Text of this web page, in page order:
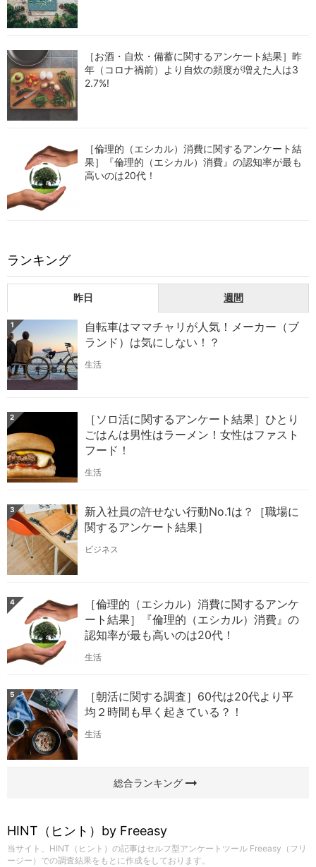
［お酒・自炊・備蓄に関するアンケート結果］昨
年（コロナ禍前）より自炊の頻度が増えた人は3
2.7%!
［倫理的（エシカル）消費に関するアンケート結
果］『倫理的（エシカル）消費』の認知率が最も
高いのは20代！
ランキング
昨日 週間
1
自転車はママチャリが人気！メーカー（ブ
ランド）は気にしない！？
生活
2
［ソロ活に関するアンケート結果］ひとり
ごはんは男性はラーメン！女性はファスト
フード！
生活
3
新入社員の許せない行動No.1は？［職場に
関するアンケート結果］
ビジネス
4
［倫理的（エシカル）消費に関するアンケ
ート結果］『倫理的（エシカル）消費』の
認知率が最も高いのは20代！
生活
5
［朝活に関する調査］60代は20代より平
均２時間も早く起きている？！
生活
総合ランキングarrow_right_alt
HINT（ヒント）by Freeasy
当サイト、HINT（ヒント）の記事はセルフ型アンケートツール Freeasy（フリ
ージー）での調査結果をもとに作成をしております。